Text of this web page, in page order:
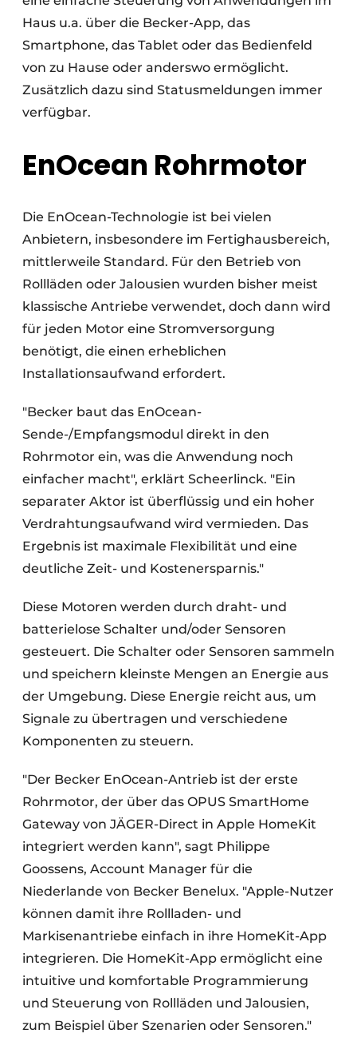
Haus u.a. über die Becker-App, das
Smartphone, das Tablet oder das Bedienfeld
von zu Hause oder anderswo ermöglicht.
Zusätzlich dazu sind Statusmeldungen immer
verfügbar.
EnOcean Rohrmotor
Die EnOcean-Technologie ist bei vielen
Anbietern, insbesondere im Fertighausbereich,
mittlerweile Standard. Für den Betrieb von
Rollläden oder Jalousien wurden bisher meist
klassische Antriebe verwendet, doch dann wird
für jeden Motor eine Stromversorgung
benötigt, die einen erheblichen
Installationsaufwand erfordert.
"Becker baut das EnOcean-
Sende-/Empfangsmodul direkt in den
Rohrmotor ein, was die Anwendung noch
einfacher macht", erklärt Scheerlinck. "Ein
separater Aktor ist überflüssig und ein hoher
Verdrahtungsaufwand wird vermieden. Das
Ergebnis ist maximale Flexibilität und eine
deutliche Zeit- und Kostenersparnis."
Diese Motoren werden durch draht- und
batterielose Schalter und/oder Sensoren
gesteuert. Die Schalter oder Sensoren sammeln
und speichern kleinste Mengen an Energie aus
der Umgebung. Diese Energie reicht aus, um
Signale zu übertragen und verschiedene
Komponenten zu steuern.
"Der Becker EnOcean-Antrieb ist der erste
Rohrmotor, der über das OPUS SmartHome
Gateway von JÄGER-Direct in Apple HomeKit
integriert werden kann", sagt Philippe
Goossens, Account Manager für die
Niederlande von Becker Benelux. "Apple-Nutzer
können damit ihre Rollladen- und
Markisenantriebe einfach in ihre HomeKit-App
integrieren. Die HomeKit-App ermöglicht eine
intuitive und komfortable Programmierung
und Steuerung von Rollläden und Jalousien,
zum Beispiel über Szenarien oder Sensoren."